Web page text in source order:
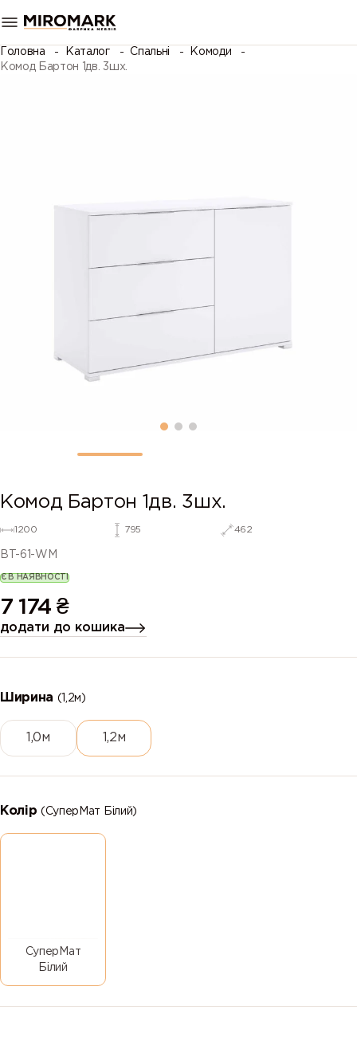
Головна Каталог Спальні
Комоди
Комод Бартон 1дв. 3шх.
Комод Бартон 1дв. 3шх.
1200 795 462
BT-61-WM
Є В НАЯВНОСТІ
7 174 ₴
додати до кошика
Ширина (1,2м)
1,0м 1,2м
Колір(СуперМат Білий)
СуперМат
Білий